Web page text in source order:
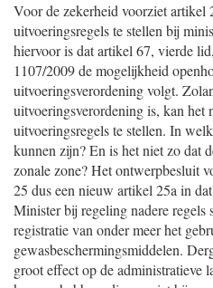
Voor de zekerheid voorziet artikel
uitvoeringsregels te stellen bij
hiervoor is dat artikel 67, vierde
1107/2009 de mogelijkheid
uitvoeringsverordening volgt.
uitvoeringsverordening is, kan het
uitvoeringsregels te stellen. In
kunnen zijn? En is het niet zo dat
zonale zone? Het ontwerpbesluit
25 dus een nieuw artikel 25a in
Minister bij regeling nadere regels
registratie van onder meer het
gewasbeschermingsmiddelen.
groot effect op de administratieve